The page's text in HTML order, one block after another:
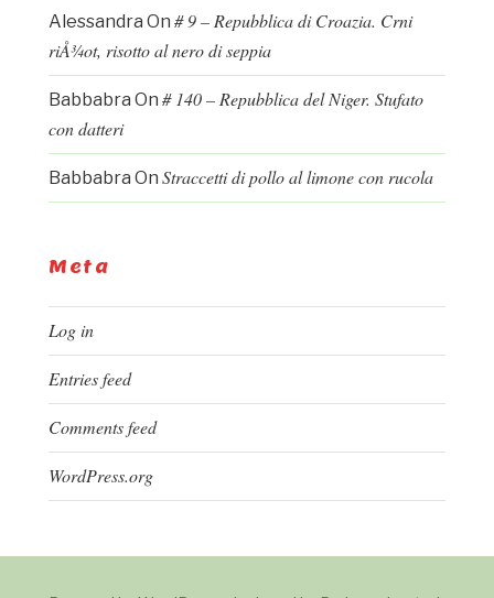
Alessandra On # 9 – Repubblica di Croazia. Crni
riÅ¾ot, risotto al nero di seppia
Babbabra On # 140 – Repubblica del Niger. Stufato
con datteri
Babbabra On Straccetti di pollo al limone con rucola
Meta
Log in
Entries feed
Comments feed
WordPress.org